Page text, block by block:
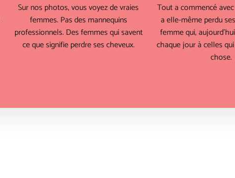
Sur nos photos, vous voyez de vraies
femmes. Pas des mannequins
professionnels. Des femmes qui savent
ce que signifie perdre ses cheveux.
Tout a commencé
a elle-même perdu
femme qui,
chaque jour à celles
chose.